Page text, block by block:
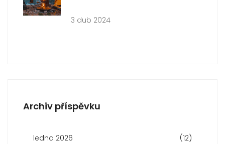
3 dub 2024
Archiv příspěvku
ledna 2026 (12)